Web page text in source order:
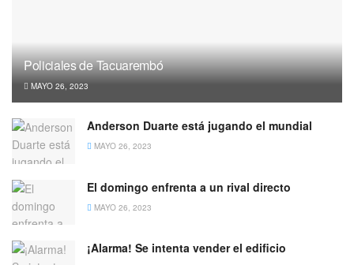
Policiales de Tacuarembó
MAYO 26, 2023
Anderson Duarte está jugando el mundial
MAYO 26, 2023
El domingo enfrenta a un rival directo
MAYO 26, 2023
¡Alarma! Se intenta vender el edificio